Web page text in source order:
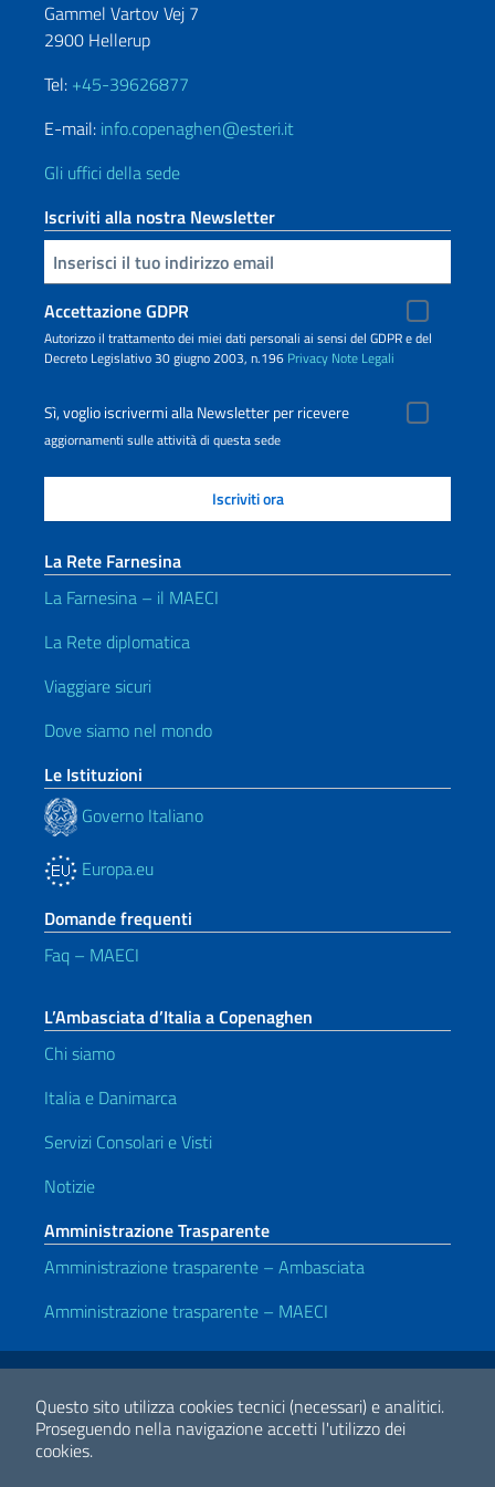
Questo sito utilizza cookies tecnici (necessari) e analitici.
Proseguendo nella navigazione accetti l'utilizzo dei
cookies.
Gammel Vartov Vej 7
2900 Hellerup
Tel: +45-39626877
E-mail: info.copenaghen@esteri.it
Gli uffici della sede
Iscriviti alla nostra Newsletter
Inserisci la tua email
Accettazione GDPR
Autorizzo il trattamento dei miei dati personali ai sensi del GDPR e del
Decreto Legislativo 30 giugno 2003, n.196 Privacy Note Legali
Sì, voglio iscrivermi alla Newsletter per ricevere
aggiornamenti sulle attività di questa sede
La Rete Farnesina
La Farnesina – il MAECI
La Rete diplomatica
Viaggiare sicuri
Dove siamo nel mondo
Le Istituzioni
Governo Italiano
Europa.eu
Domande frequenti
Faq – MAECI
L’Ambasciata d’Italia a Copenaghen
Chi siamo
Italia e Danimarca
Servizi Consolari e Visti
Notizie
Amministrazione Trasparente
Amministrazione trasparente – Ambasciata
Amministrazione trasparente – MAECI
Link Utili